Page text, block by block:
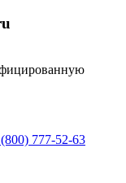
777-52-63